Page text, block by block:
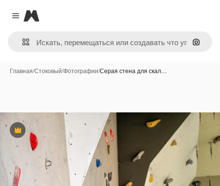
Close menu
Magnific
Поиск
Главная/Стоковый/Фотографии/Серая стена для скал…
Премиум